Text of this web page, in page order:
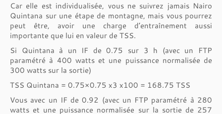
Car elle est individualisée, vous ne suivrez jamais Nairo
Quintana sur une étape de montagne, mais vous pourrez
peut être, avoir une charge d’entraînement aussi
importante que lui en valeur de TSS.
Si Quintana à un IF de 0.75 sur 3 h (avec un FTP
paramétré à 400 watts et une puissance normalisée de
300 watts sur la sortie)
TSS Quintana = 0.75×0.75 x3 x100 = 168.75 TSS
Vous avec un IF de 0.92 (avec un FTP paramétré à 280
watts et une puissance normalisée sur la sortie de 257